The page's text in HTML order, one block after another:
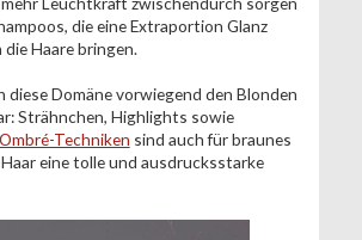
die eine Extraportion Glanz
Haare bringen.
diese Domäne vorwiegend den Blonden
Strähnchen, Highlights sowie
Ombré-Techniken sind auch für braunes
eine tolle und ausdrucksstarke